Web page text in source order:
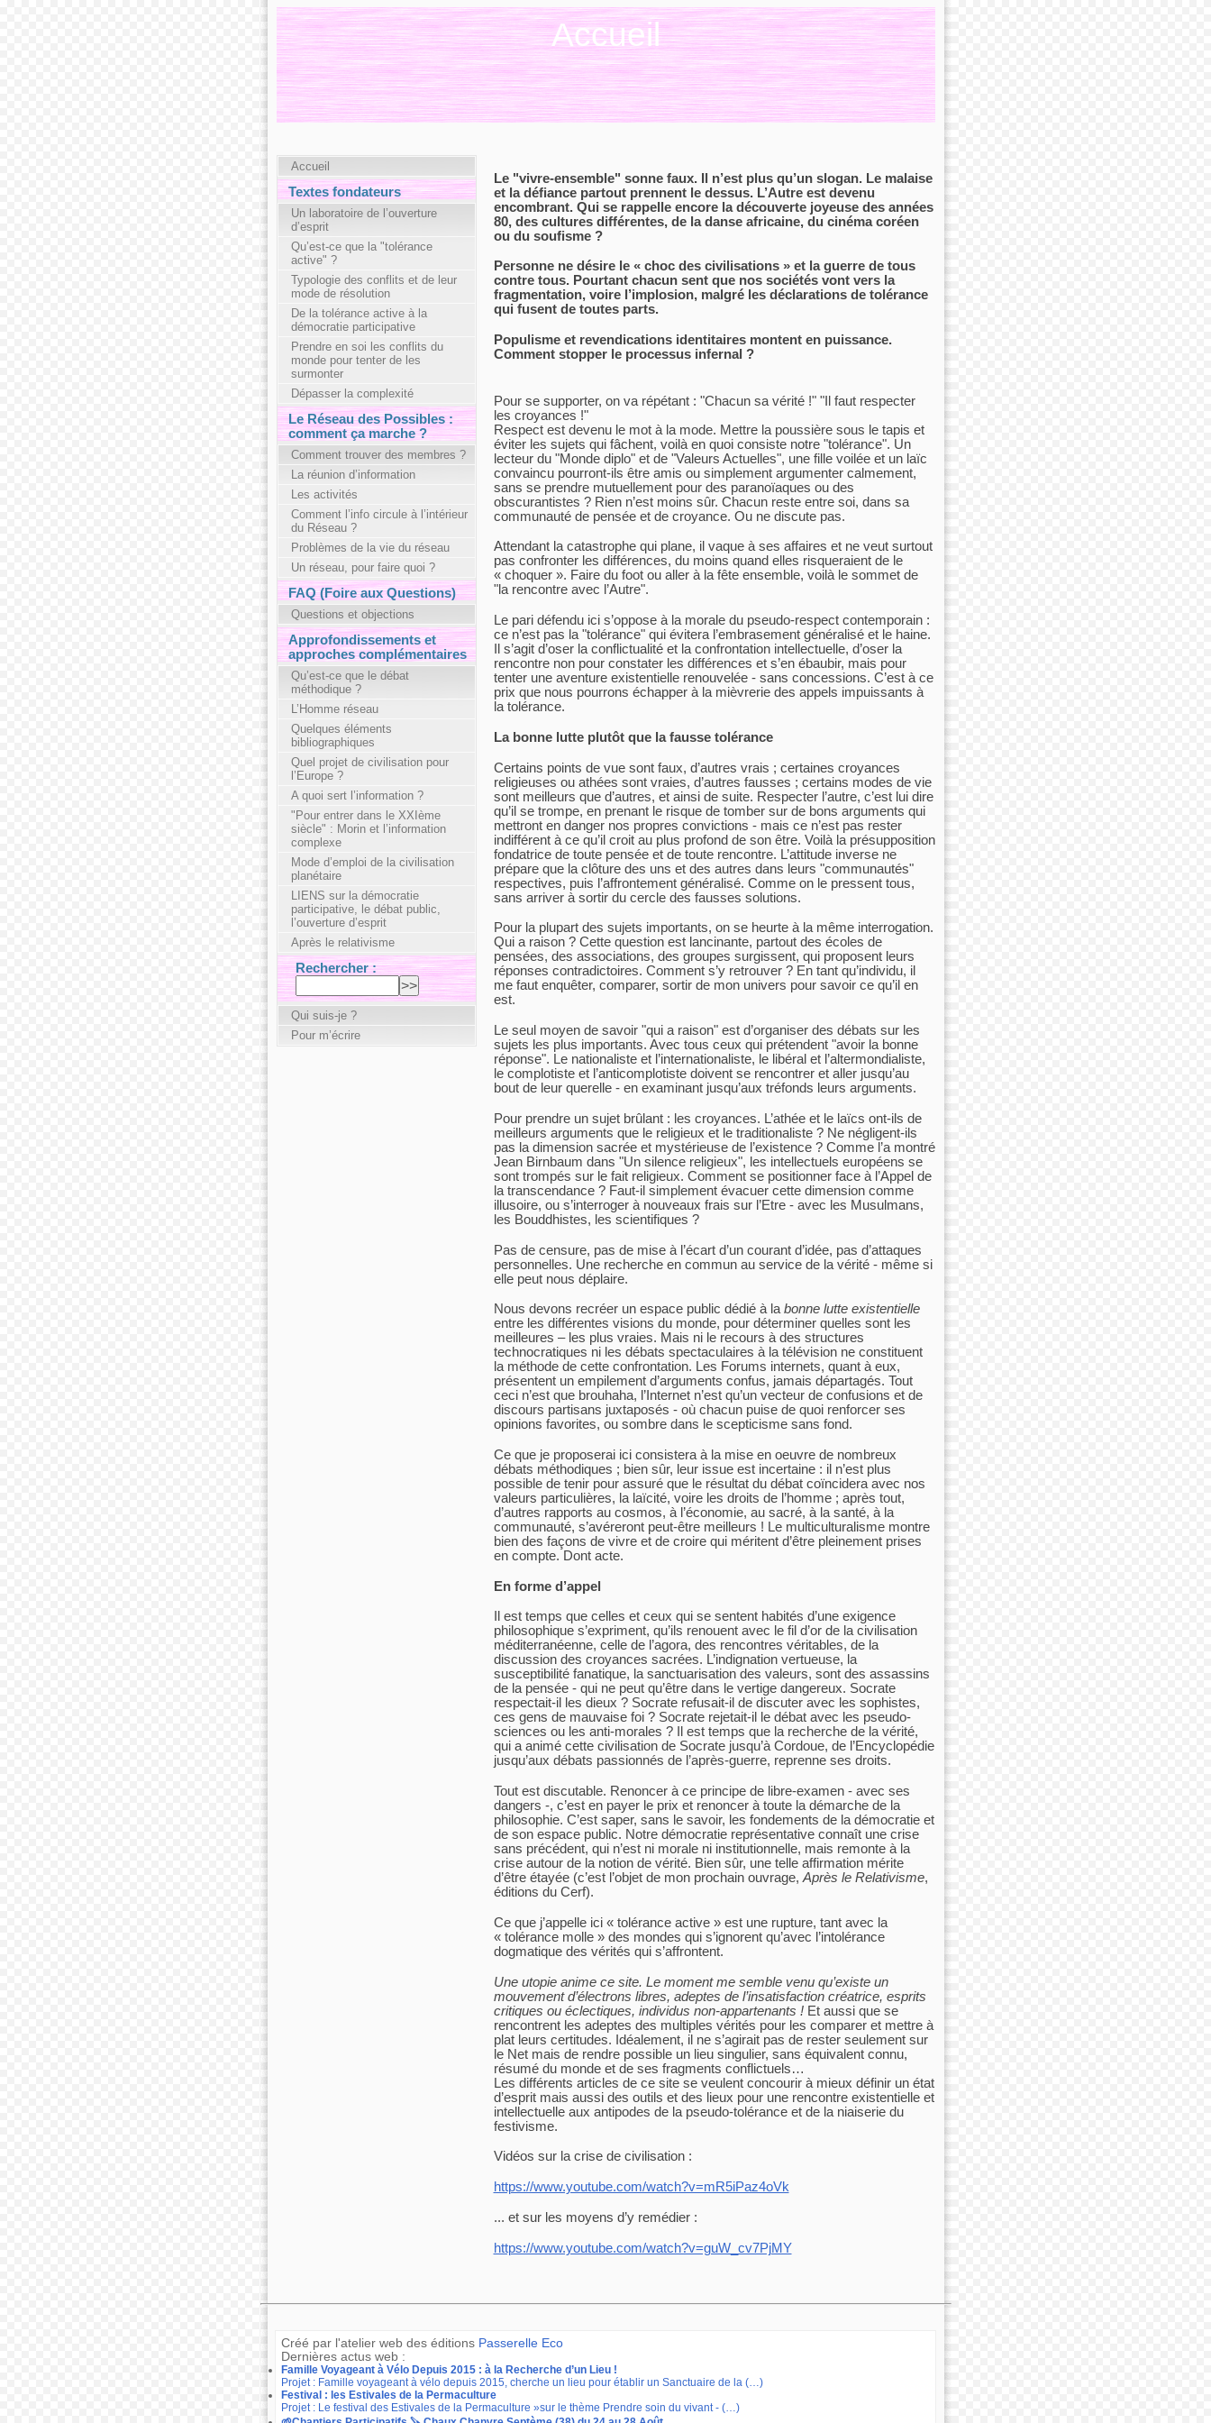
Accueil
Le "vivre-ensemble" sonne faux. Il n’est plus qu’un slogan. Le malaise
et la défiance partout prennent le dessus. L’Autre est devenu
encombrant. Qui se rappelle encore la découverte joyeuse des années
80, des cultures différentes, de la danse africaine, du cinéma coréen
ou du soufisme ?
Personne ne désire le « choc des civilisations » et la guerre de tous
contre tous. Pourtant chacun sent que nos sociétés vont vers la
fragmentation, voire l’implosion, malgré les déclarations de tolérance
qui fusent de toutes parts.
Populisme et revendications identitaires montent en puissance.
Comment stopper le processus infernal ?
Pour se supporter, on va répétant : "Chacun sa vérité !" "Il faut respecter
les croyances !"
Respect est devenu le mot à la mode. Mettre la poussière sous le tapis et
éviter les sujets qui fâchent, voilà en quoi consiste notre "tolérance". Un
lecteur du "Monde diplo" et de "Valeurs Actuelles", une fille voilée et un laïc
convaincu pourront-ils être amis ou simplement argumenter calmement,
sans se prendre mutuellement pour des paranoïaques ou des
obscurantistes ? Rien n’est moins sûr. Chacun reste entre soi, dans sa
communauté de pensée et de croyance. Ou ne discute pas.
Attendant la catastrophe qui plane, il vaque à ses affaires et ne veut surtout
pas confronter les différences, du moins quand elles risqueraient de le
« choquer ». Faire du foot ou aller à la fête ensemble, voilà le sommet de
"la rencontre avec l’Autre".
Le pari défendu ici s’oppose à la morale du pseudo-respect contemporain :
ce n’est pas la "tolérance" qui évitera l’embrasement généralisé et le haine.
Il s’agit d’oser la conflictualité et la confrontation intellectuelle, d’oser la
rencontre non pour constater les différences et s’en ébaubir, mais pour
tenter une aventure existentielle renouvelée - sans concessions. C’est à ce
prix que nous pourrons échapper à la mièvrerie des appels impuissants à
la tolérance.
La bonne lutte plutôt que la fausse tolérance
Certains points de vue sont faux, d’autres vrais ; certaines croyances
religieuses ou athées sont vraies, d’autres fausses ; certains modes de vie
sont meilleurs que d’autres, et ainsi de suite. Respecter l’autre, c’est lui dire
qu’il se trompe, en prenant le risque de tomber sur de bons arguments qui
mettront en danger nos propres convictions - mais ce n’est pas rester
indifférent à ce qu’il croit au plus profond de son être. Voilà la présupposition
fondatrice de toute pensée et de toute rencontre. L’attitude inverse ne
prépare que la clôture des uns et des autres dans leurs "communautés"
respectives, puis l’affrontement généralisé. Comme on le pressent tous,
sans arriver à sortir du cercle des fausses solutions.
Pour la plupart des sujets importants, on se heurte à la même interrogation.
Qui a raison ? Cette question est lancinante, partout des écoles de
pensées, des associations, des groupes surgissent, qui proposent leurs
réponses contradictoires. Comment s’y retrouver ? En tant qu’individu, il
me faut enquêter, comparer, sortir de mon univers pour savoir ce qu’il en
est.
Le seul moyen de savoir "qui a raison" est d’organiser des débats sur les
sujets les plus importants. Avec tous ceux qui prétendent "avoir la bonne
réponse". Le nationaliste et l’internationaliste, le libéral et l’altermondialiste,
le complotiste et l’anticomplotiste doivent se rencontrer et aller jusqu’au
bout de leur querelle - en examinant jusqu’aux tréfonds leurs arguments.
Pour prendre un sujet brûlant : les croyances. L’athée et le laïcs ont-ils de
meilleurs arguments que le religieux et le traditionaliste ? Ne négligent-ils
pas la dimension sacrée et mystérieuse de l’existence ? Comme l’a montré
Jean Birnbaum dans "Un silence religieux", les intellectuels européens se
sont trompés sur le fait religieux. Comment se positionner face à l’Appel de
la transcendance ? Faut-il simplement évacuer cette dimension comme
illusoire, ou s’interroger à nouveaux frais sur l’Etre - avec les Musulmans,
les Bouddhistes, les scientifiques ?
Pas de censure, pas de mise à l’écart d’un courant d’idée, pas d’attaques
personnelles. Une recherche en commun au service de la vérité - même si
elle peut nous déplaire.
Nous devons recréer un espace public dédié à labonne lutte existentielle
entre les différentes visions du monde, pour déterminer quelles sont les
meilleures – les plus vraies. Mais ni le recours à des structures
technocratiques ni les débats spectaculaires à la télévision ne constituent
la méthode de cette confrontation. Les Forums internets, quant à eux,
présentent un empilement d’arguments confus, jamais départagés. Tout
ceci n’est que brouhaha, l’Internet n’est qu’un vecteur de confusions et de
discours partisans juxtaposés - où chacun puise de quoi renforcer ses
opinions favorites, ou sombre dans le scepticisme sans fond.
Ce que je proposerai ici consistera à la mise en oeuvre de nombreux
débats méthodiques ; bien sûr, leur issue est incertaine : il n’est plus
possible de tenir pour assuré que le résultat du débat coïncidera avec nos
valeurs particulières, la laïcité, voire les droits de l’homme ; après tout,
d’autres rapports au cosmos, à l’économie, au sacré, à la santé, à la
communauté, s’avéreront peut-être meilleurs ! Le multiculturalisme montre
bien des façons de vivre et de croire qui méritent d’être pleinement prises
en compte. Dont acte.
En forme d’appel
Il est temps que celles et ceux qui se sentent habités d’une exigence
philosophique s’expriment, qu’ils renouent avec le fil d’or de la civilisation
méditerranéenne, celle de l’agora, des rencontres véritables, de la
discussion des croyances sacrées. L’indignation vertueuse, la
susceptibilité fanatique, la sanctuarisation des valeurs, sont des assassins
de la pensée - qui ne peut qu’être dans le vertige dangereux. Socrate
respectait-il les dieux ? Socrate refusait-il de discuter avec les sophistes,
ces gens de mauvaise foi ? Socrate rejetait-il le débat avec les pseudo-
sciences ou les anti-morales ? Il est temps que la recherche de la vérité,
qui a animé cette civilisation de Socrate jusqu’à Cordoue, de l’Encyclopédie
jusqu’aux débats passionnés de l’après-guerre, reprenne ses droits.
Tout est discutable. Renoncer à ce principe de libre-examen - avec ses
dangers -, c’est en payer le prix et renoncer à toute la démarche de la
philosophie. C’est saper, sans le savoir, les fondements de la démocratie et
de son espace public. Notre démocratie représentative connaît une crise
sans précédent, qui n’est ni morale ni institutionnelle, mais remonte à la
crise autour de la notion de vérité. Bien sûr, une telle affirmation mérite
d’être étayée (c’est l’objet de mon prochain ouvrage,Après le Relativisme,
éditions du Cerf).
Ce que j’appelle ici « tolérance active » est une rupture, tant avec la
« tolérance molle » des mondes qui s’ignorent qu’avec l’intolérance
dogmatique des vérités qui s’affrontent.
Une utopie anime ce site. Le moment me semble venu qu’existe un
mouvement d’électrons libres, adeptes de l’insatisfaction créatrice, esprits
critiques ou éclectiques, individus non-appartenants !Et aussi que se
rencontrent les adeptes des multiples vérités pour les comparer et mettre à
plat leurs certitudes. Idéalement, il ne s’agirait pas de rester seulement sur
le Net mais de rendre possible un lieu singulier, sans équivalent connu,
résumé du monde et de ses fragments conflictuels…
Les différents articles de ce site se veulent concourir à mieux définir un état
d’esprit mais aussi des outils et des lieux pour une rencontre existentielle et
intellectuelle aux antipodes de la pseudo-tolérance et de la niaiserie du
festivisme.
Vidéos sur la crise de civilisation :
https://www.youtube.com/watch?v=mR5iPaz4oVk
... et sur les moyens d’y remédier :
https://www.youtube.com/watch?v=guW_cv7PjMY
Accueil
Textes fondateurs
Un laboratoire de l’ouverture
d’esprit
Qu’est-ce que la "tolérance
active" ?
Typologie des conflits et de leur
mode de résolution
De la tolérance active à la
démocratie participative
Prendre en soi les conflits du
monde pour tenter de les
surmonter
Dépasser la complexité
Le Réseau des Possibles :
comment ça marche ?
Comment trouver des membres ?
La réunion d’information
Les activités
Comment l’info circule à l’intérieur
du Réseau ?
Problèmes de la vie du réseau
Un réseau, pour faire quoi ?
FAQ (Foire aux Questions)
Questions et objections
Approfondissements et
approches complémentaires
Qu’est-ce que le débat
méthodique ?
L’Homme réseau
Quelques éléments
bibliographiques
Quel projet de civilisation pour
l’Europe ?
A quoi sert l’information ?
"Pour entrer dans le XXIème
siècle" : Morin et l’information
complexe
Mode d’emploi de la civilisation
planétaire
LIENS sur la démocratie
participative, le débat public,
l’ouverture d’esprit
Après le relativisme
Rechercher :
Qui suis-je ?
Pour m’écrire
Créé par l'atelier web des éditions Passerelle Eco
Dernières actus web :
Famille Voyageant à Vélo Depuis 2015 : à la Recherche d’un Lieu !
Projet : Famille voyageant à vélo depuis 2015, cherche un lieu pour établir un Sanctuaire de la (…)
Festival : les Estivales de la Permaculture
Projet : Le festival des Estivales de la Permaculture »sur le thème Prendre soin du vivant - (…)